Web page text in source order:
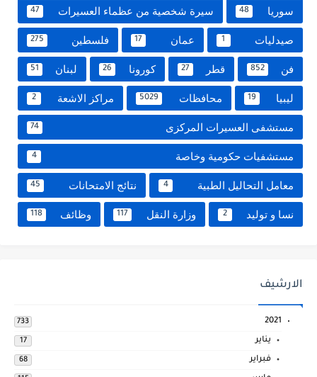
سوريا 48 سيرة شخصية من عظماء العسيرات 47
صيدليات 1 عمان 17 فلسطين 275
فن 852 قطر 27 كورونا 26 لبنان 51
ليبيا 19 محافظات 5029 مراكز الاشعة 2
مستشفى العسيرات المركزى 74
مستشفيات حكومية وخاصة 4
معامل التحاليل الطبية 4 نتائج الامتحانات 45
نسا و توليد 2 وزارة النقل 117 وظائف 118
الارشيف
2021
733
يناير 17
فبراير 68